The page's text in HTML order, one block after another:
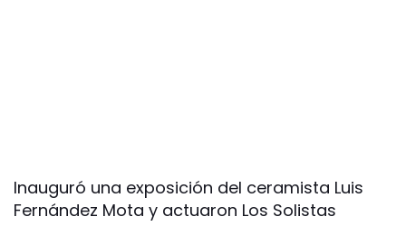
Inauguró una exposición del ceramista Luis
Fernández Mota y actuaron Los Solistas